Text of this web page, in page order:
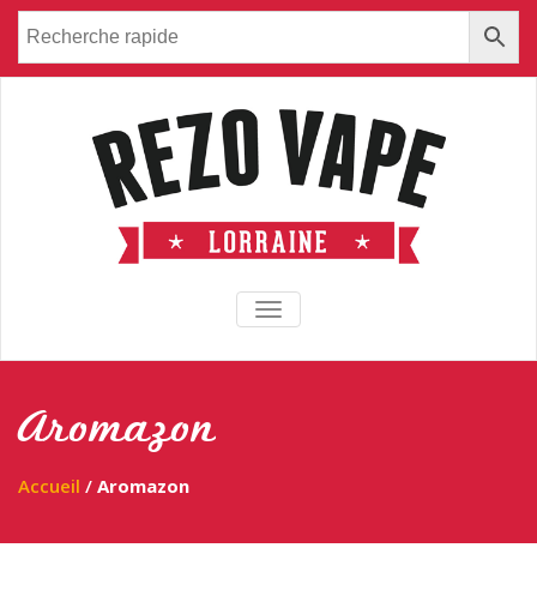
TOGGLE NAVIGATION
Aromazon
Accueil / Aromazon